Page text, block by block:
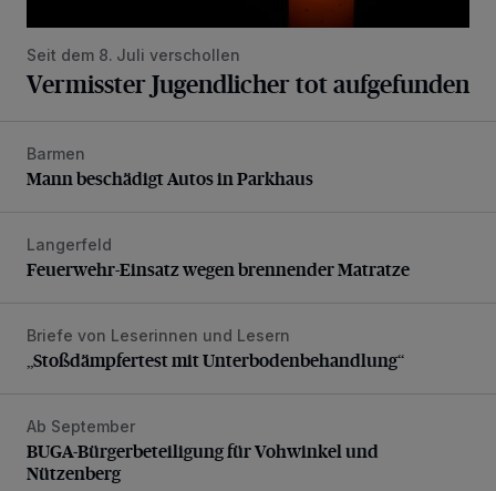
Seit dem 8. Juli verschollen
Vermisster Jugendlicher tot aufgefunden
Mann beschädigt Autos in Parkhaus
Barmen
Mann beschädigt Autos in Parkhaus
Feuerwehr-Einsatz wegen brennender Matratze
Langerfeld
Feuerwehr-Einsatz wegen brennender Matratze
„Stoßdämpfertest mit Unterbodenbehandlung“
Briefe von Leserinnen und Lesern
„Stoßdämpfertest mit Unterbodenbehandlung“
BUGA-Bürgerbeteiligung für Vohwinkel und Nützenberg
Ab September
BUGA-Bürgerbeteiligung für Vohwinkel und
Nützenberg